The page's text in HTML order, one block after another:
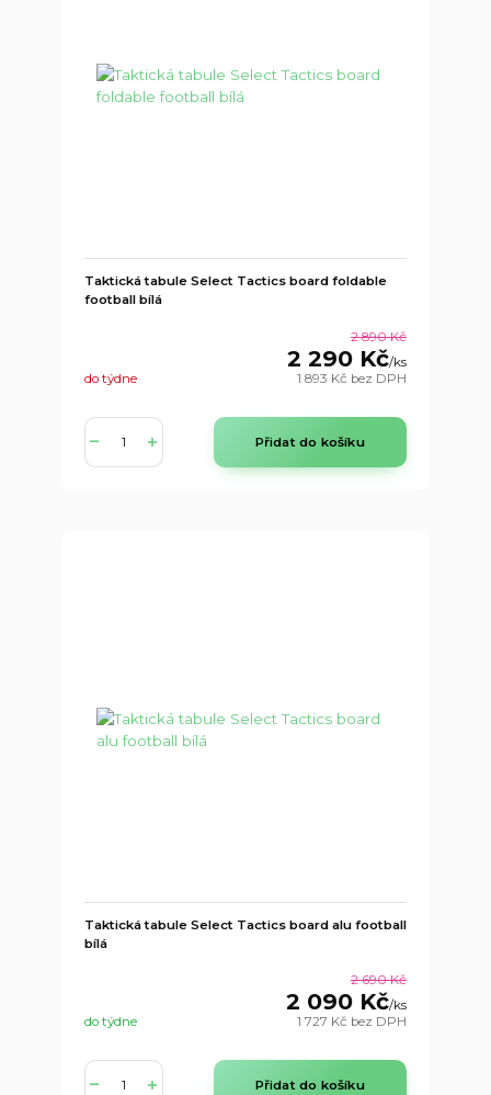
Taktická tabule Select Tactics board foldable
football bílá
2 890 Kč
2 290 Kč/ks
1 893 Kč bez DPH
do týdne
Přidat do košíku
Taktická tabule Select Tactics board alu football
bílá
2 690 Kč
2 090 Kč/ks
1 727 Kč bez DPH
do týdne
Přidat do košíku